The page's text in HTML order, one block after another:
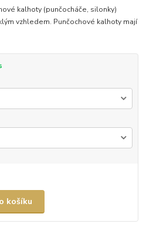
kalhoty (punčocháče, silonky)
vzhledem. Punčochové kalhoty mají
košíku